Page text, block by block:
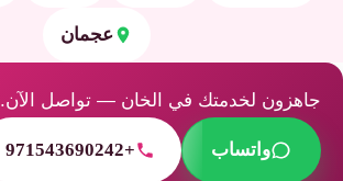
عجمان
جاهزون لخدمتك في الخان — تواصل الآن.
واتساب +971543690242